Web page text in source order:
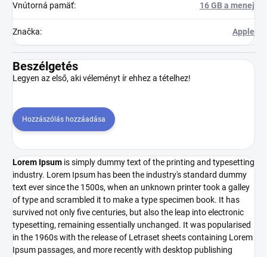
Vnútorná pamäť: 16 GB a menej
Značka: Apple
Beszélgetés
Legyen az első, aki véleményt ír ehhez a tételhez!
Hozzászólás hozzáadása
Lorem Ipsum is simply dummy text of the printing and typesetting
industry. Lorem Ipsum has been the industry's standard dummy
text ever since the 1500s, when an unknown printer took a galley
of type and scrambled it to make a type specimen book. It has
survived not only five centuries, but also the leap into electronic
typesetting, remaining essentially unchanged. It was popularised
in the 1960s with the release of Letraset sheets containing Lorem
Ipsum passages, and more recently with desktop publishing